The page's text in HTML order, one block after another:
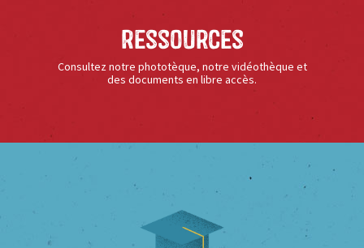
Ressources
Consultez notre phototèque, notre vidéothèque et
des documents en libre accès.